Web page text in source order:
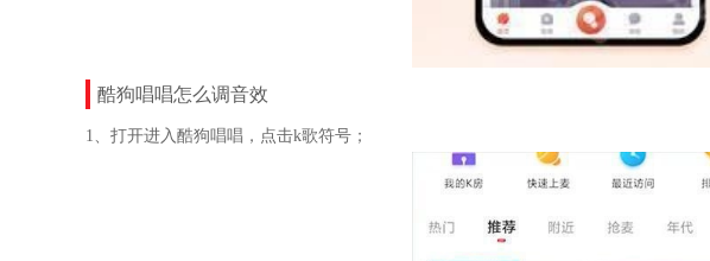
酷狗唱唱怎么调音效
1、打开进入酷狗唱唱，点击k歌符号；